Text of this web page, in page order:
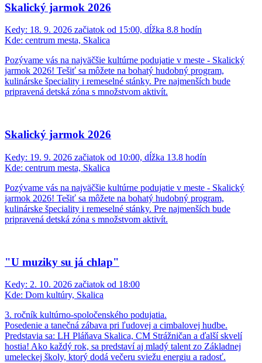
Skalický jarmok 2026
Kedy: 18. 9. 2026 začiatok od 15:00, dĺžka 8.8 hodín
Kde: centrum mesta, Skalica
Pozývame vás na najväčšie kultúrne podujatie v meste - Skalický
jarmok 2026! Tešiť sa môžete na bohatý hudobný program,
kulinárske špeciality i remeselné stánky. Pre najmenších bude
pripravená detská zóna s množstvom aktivít.
Skalický jarmok 2026
Kedy: 19. 9. 2026 začiatok od 10:00, dĺžka 13.8 hodín
Kde: centrum mesta, Skalica
Pozývame vás na najväčšie kultúrne podujatie v meste - Skalický
jarmok 2026! Tešiť sa môžete na bohatý hudobný program,
kulinárske špeciality i remeselné stánky. Pre najmenších bude
pripravená detská zóna s množstvom aktivít.
"U muziky su já chlap"
Kedy: 2. 10. 2026 začiatok od 18:00
Kde: Dom kultúry, Skalica
3. ročník kultúrno-spoločenského podujatia.
Posedenie a tanečná zábava pri ľudovej a cimbalovej hudbe.
Predstavia sa: LH Pláňava Skalica, CM Strážničan a ďalší skvelí
hostia! Ako každý rok, sa predstaví aj mladý talent zo Základnej
umeleckej školy, ktorý dodá večeru sviežu energiu a radosť.